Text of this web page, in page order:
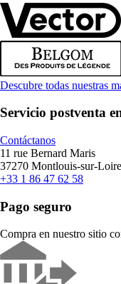
Descubre todas nuestras
Servicio postventa
Contáctanos
11 rue Bernard Maris
37270 Montlouis-sur-
+33 1 86 47 62 58
Pago seguro
Compra en nuestro sitio